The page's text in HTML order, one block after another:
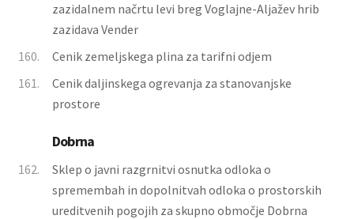
zazidalnem načrtu levi breg Voglajne-Aljažev hrib
zazidava Vender
160.
Cenik zemeljskega plina za tarifni odjem
161.
Cenik daljinskega ogrevanja za stanovanjske
prostore
Dobrna
162.
Sklep o javni razgrnitvi osnutka odloka o
spremembah in dopolnitvah odloka o prostorskih
ureditvenih pogojih za skupno območje Dobrna